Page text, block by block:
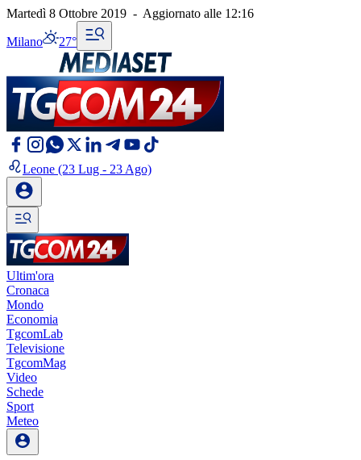
Martedì 8 Ottobre 2019 - Aggiornato alle 12:16
Milano 27°
Leone (23 Lug - 23 Ago)
Ultim'ora
Cronaca
Mondo
Economia
TgcomLab
Televisione
TgcomMag
Video
Schede
Sport
Meteo